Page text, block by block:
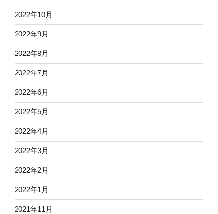
2022年10月
2022年9月
2022年8月
2022年7月
2022年6月
2022年5月
2022年4月
2022年3月
2022年2月
2022年1月
2021年11月